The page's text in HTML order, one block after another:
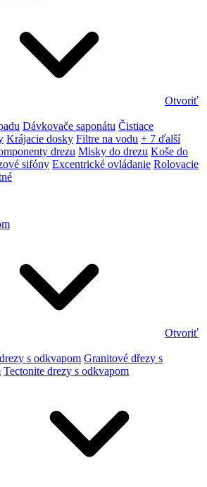
Otvoriť
Dávkovače saponátu Čistiace
Krájacie dosky Filtre na vodu + 7 ďalší
drezu Misky do drezu Koše do
sifóny Excentrické ovládanie Rolovacie
Otvoriť
s odkvapom Granitové dřezy s
Tectonite drezy s odkvapom